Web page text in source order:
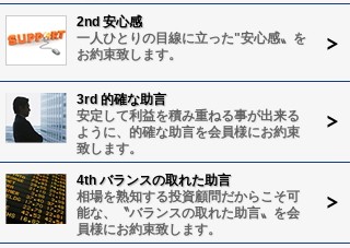
2nd 安心感
一人ひとりの目線に立った"安心感〟を
お約束致します。
3rd 的確な助言
安定して利益を積み重ねる事が出来る
ように、的確な助言を会員様にお約束
致します。
4th バランスの取れた助言
相場を熟知する投資顧問だからこそ可
能な、〝バランスの取れた助言〟を会
員様にお約束致します。